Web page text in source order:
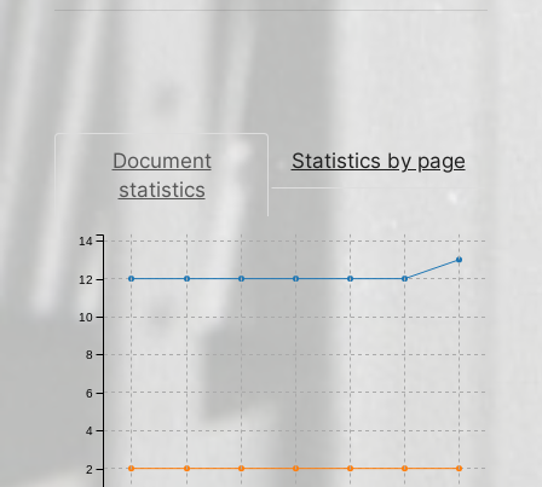
Document
statistics
Statistics by page
2
4
6
8
10
12
14